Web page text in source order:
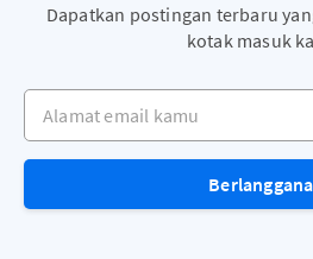
Dapatkan postingan terbaru
kotak masuk
Alamat email kamu